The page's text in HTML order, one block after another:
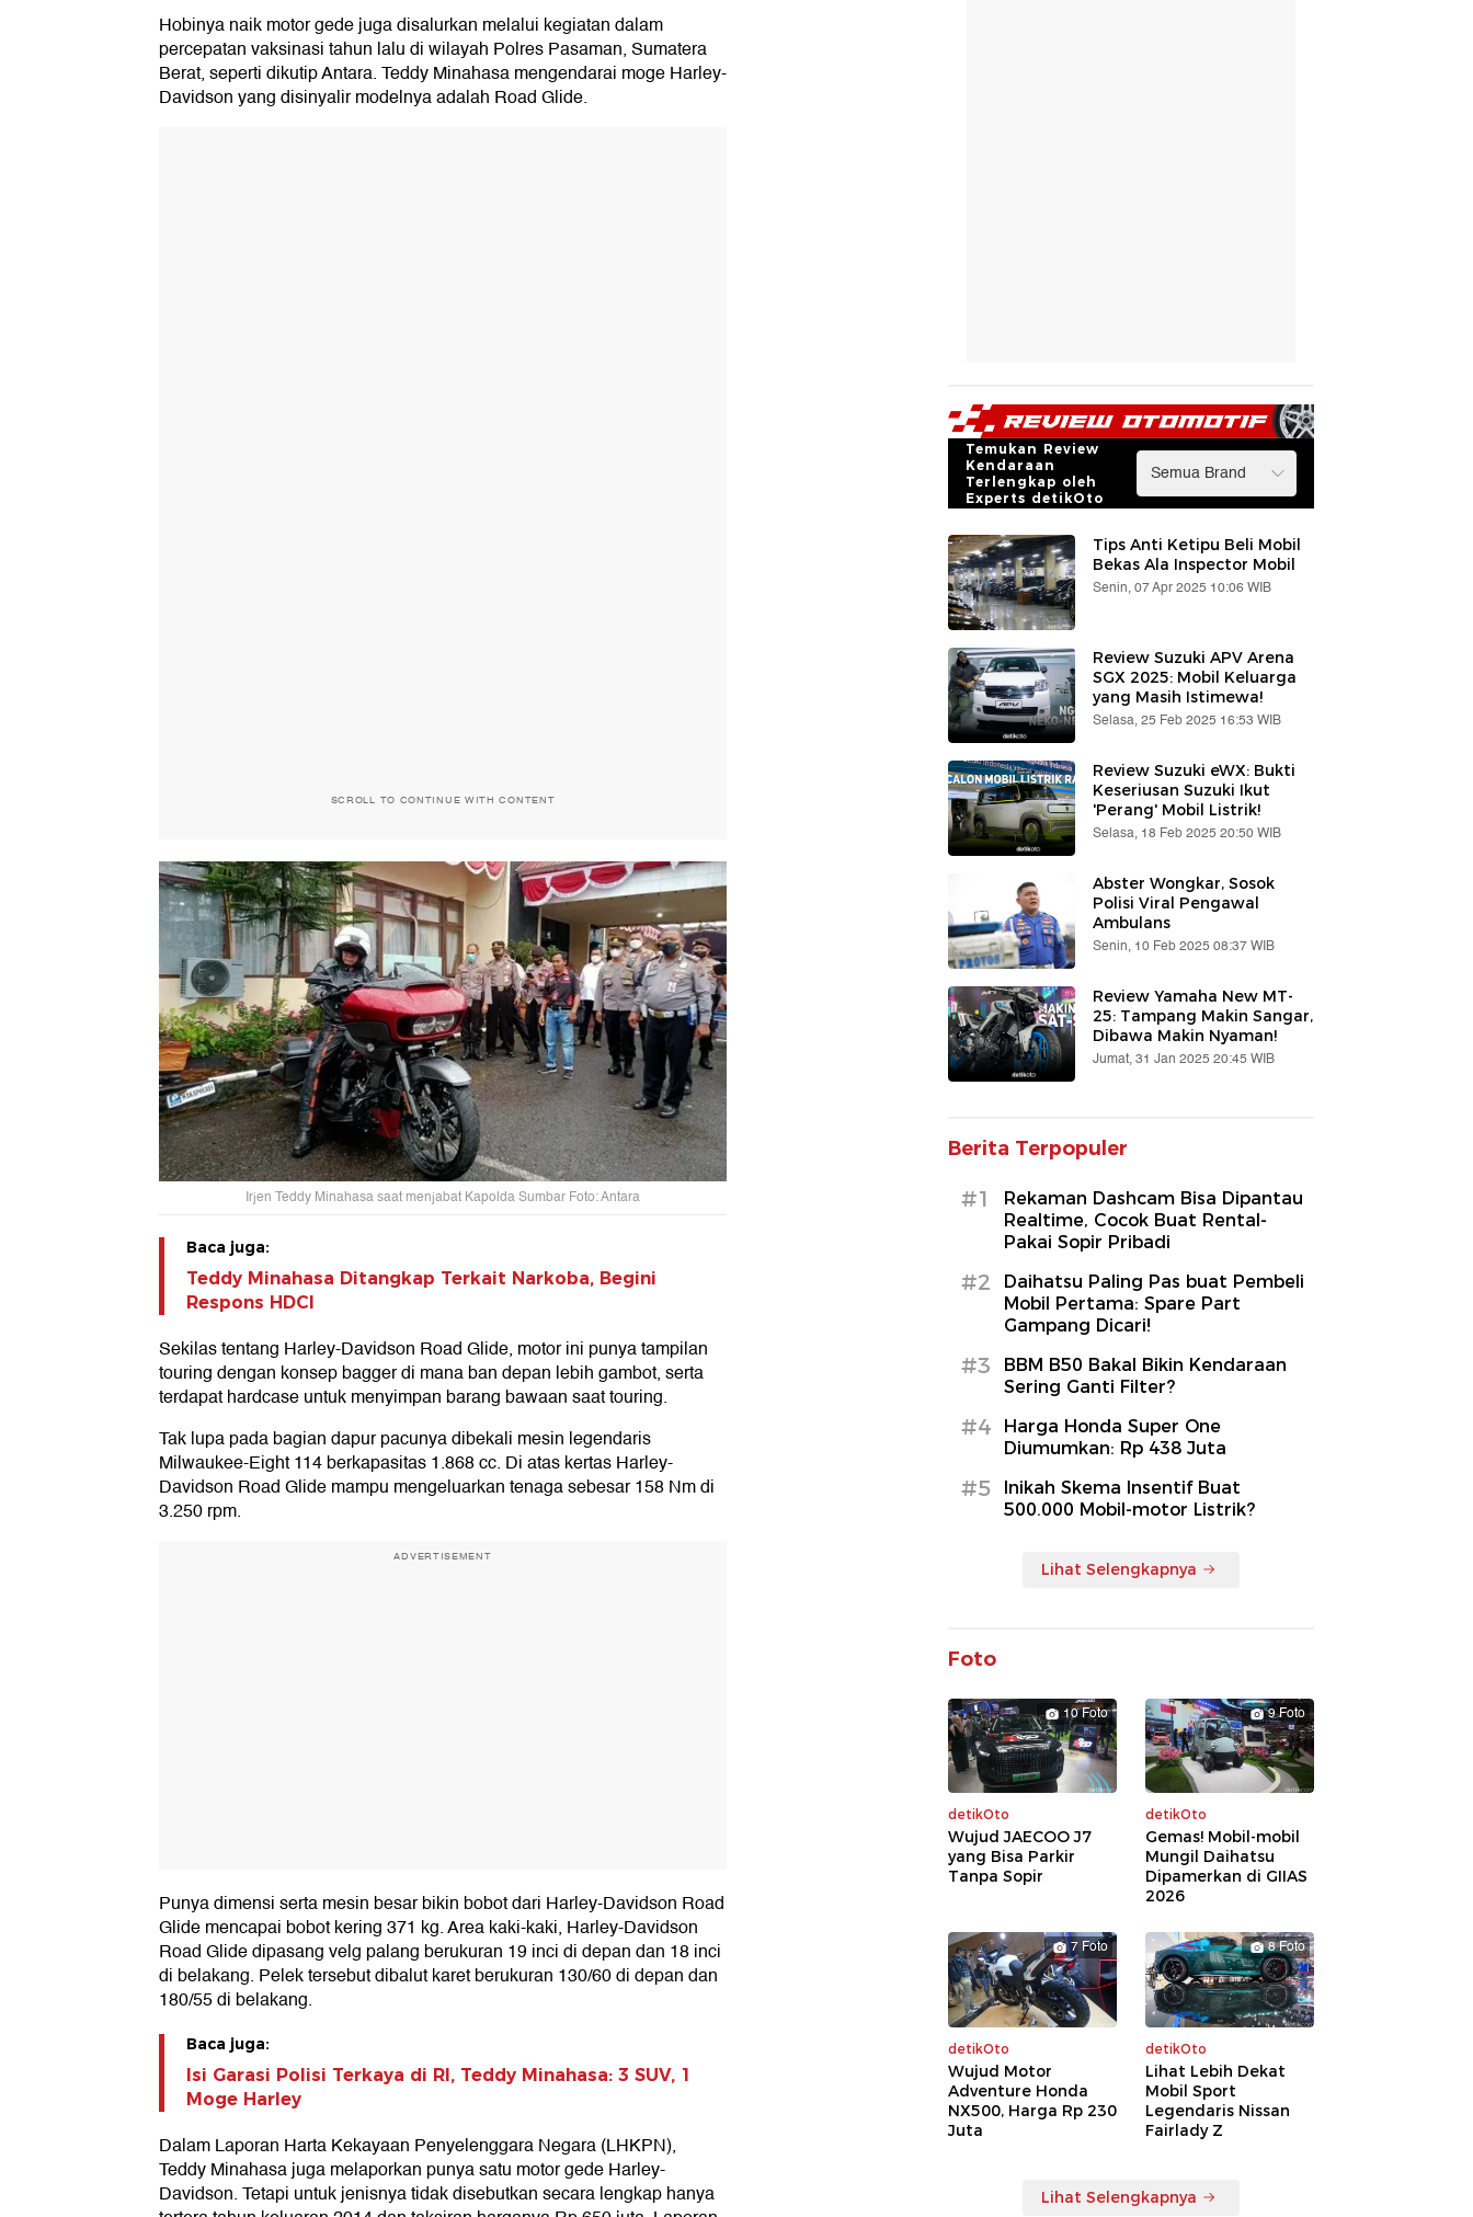
Hobinya naik motor gede juga disalurkan melalui kegiatan dalam
percepatan vaksinasi tahun lalu di wilayah Polres Pasaman, Sumatera
Berat, seperti dikutip Antara. Teddy Minahasa mengendarai moge Harley-
Davidson yang disinyalir modelnya adalah Road Glide.
SCROLL TO CONTINUE WITH CONTENT
Irjen Teddy Minahasa saat menjabat Kapolda Sumbar Foto: Antara
Baca juga:
Teddy Minahasa Ditangkap Terkait Narkoba, Begini
Respons HDCI
Sekilas tentang Harley-Davidson Road Glide, motor ini punya tampilan
touring dengan konsep bagger di mana ban depan lebih gambot, serta
terdapat hardcase untuk menyimpan barang bawaan saat touring.
Tak lupa pada bagian dapur pacunya dibekali mesin legendaris
Milwaukee-Eight 114 berkapasitas 1.868 cc. Di atas kertas Harley-
Davidson Road Glide mampu mengeluarkan tenaga sebesar 158 Nm di
3.250 rpm.
ADVERTISEMENT
Punya dimensi serta mesin besar bikin bobot dari Harley-Davidson Road
Glide mencapai bobot kering 371 kg. Area kaki-kaki, Harley-Davidson
Road Glide dipasang velg palang berukuran 19 inci di depan dan 18 inci
di belakang. Pelek tersebut dibalut karet berukuran 130/60 di depan dan
180/55 di belakang.
Baca juga:
Isi Garasi Polisi Terkaya di RI, Teddy Minahasa: 3 SUV, 1
Moge Harley
Dalam Laporan Harta Kekayaan Penyelenggara Negara (LHKPN),
Teddy Minahasa juga melaporkan punya satu motor gede Harley-
Davidson. Tetapi untuk jenisnya tidak disebutkan secara lengkap hanya
Temukan Review
Kendaraan
Terlengkap oleh
Experts detikOto
Tips Anti Ketipu Beli Mobil
Bekas Ala Inspector Mobil
Senin, 07 Apr 2025 10:06 WIB
Review Suzuki APV Arena
SGX 2025: Mobil Keluarga
yang Masih Istimewa!
Selasa, 25 Feb 2025 16:53 WIB
Review Suzuki eWX: Bukti
Keseriusan Suzuki Ikut
'Perang' Mobil Listrik!
Selasa, 18 Feb 2025 20:50 WIB
Abster Wongkar, Sosok
Polisi Viral Pengawal
Ambulans
Senin, 10 Feb 2025 08:37 WIB
Review Yamaha New MT-
25: Tampang Makin Sangar,
Dibawa Makin Nyaman!
Jumat, 31 Jan 2025 20:45 WIB
Berita Terpopuler
#1
Rekaman Dashcam Bisa Dipantau
Realtime, Cocok Buat Rental-
Pakai Sopir Pribadi
#2
Daihatsu Paling Pas buat Pembeli
Mobil Pertama: Spare Part
Gampang Dicari!
#3
BBM B50 Bakal Bikin Kendaraan
Sering Ganti Filter?
#4
Harga Honda Super One
Diumumkan: Rp 438 Juta
#5
Inikah Skema Insentif Buat
500.000 Mobil-motor Listrik?
Lihat Selengkapnya
Foto
10 Foto
detikOto
Wujud JAECOO J7
yang Bisa Parkir
Tanpa Sopir
9 Foto
detikOto
Gemas! Mobil-mobil
Mungil Daihatsu
Dipamerkan di GIIAS
2026
7 Foto
detikOto
Wujud Motor
Adventure Honda
NX500, Harga Rp 230
Juta
8 Foto
detikOto
Lihat Lebih Dekat
Mobil Sport
Legendaris Nissan
Fairlady Z
Lihat Selengkapnya